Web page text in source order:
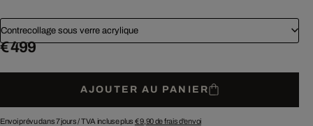
Contrecollage sous verre acrylique
€ 499
AJOUTER AU PANIER
Envoi prévu dans 7 jours /TVA incluse plus € 9,90de frais d'envoi